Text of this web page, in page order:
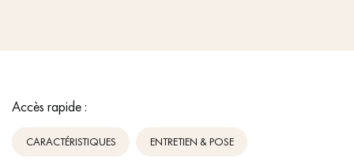
Accès rapide :
CARACTÉRISTIQUES ENTRETIEN & POSE